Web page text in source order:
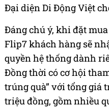
Đại diện Di Động Việt
Đáng chú ý, khi đặt
Flip7 khách hàng sẽ
quyền hệ thống dành
Đồng thời có cơ hội
trúng quà” với tổng giá
triệu đồng, gồm nhiều